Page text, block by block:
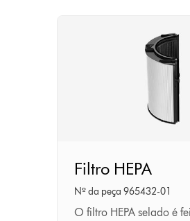
HEPA
Filtro HEPA
Nº da peça 965432-01
O filtro HEPA selado é